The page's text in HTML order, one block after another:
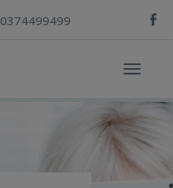
0374499499
Toggle